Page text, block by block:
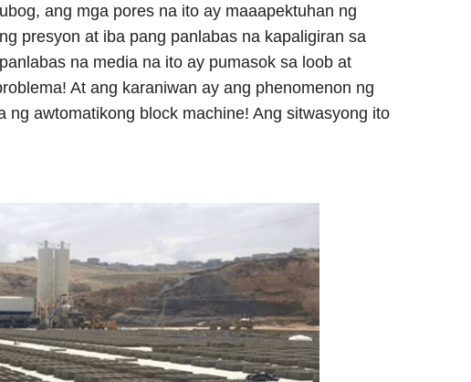
ang mga pores na ito ay maaapektuhan ng
presyon at iba pang panlabas na kapaligiran sa
na media na ito ay pumasok sa loob at
At ang karaniwan ay ang phenomenon ng
awtomatikong block machine! Ang sitwasyong ito